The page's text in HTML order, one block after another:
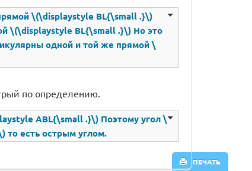
ПЕЧАТЬ
\(\displaystyle BL{\small .}\)
\(\displaystyle BL{\small .}\) Но это
одной и той же прямой \
по определению.
ABL{\small .}\) Поэтому угол \
то есть острым углом.